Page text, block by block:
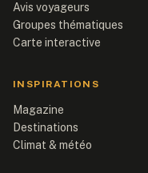
Avis voyageurs
Groupes thématiques
Carte interactive
INSPIRATIONS
Magazine
Destinations
Climat & météo